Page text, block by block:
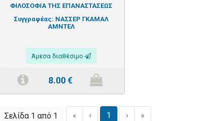
ΦΙΛΟΣΟΦΙΑ ΤΗΣ ΕΠΑΝΑΣΤΑΣΕΩΣ
Συγγραφέας: ΝΑΣΣΕΡ ΓΚΑΜΑΛ
ΑΜΝΤΕΛ
Άμεσα διαθέσιμο
8.00€
Σελίδα 1 από 1 « ‹ 1 › »